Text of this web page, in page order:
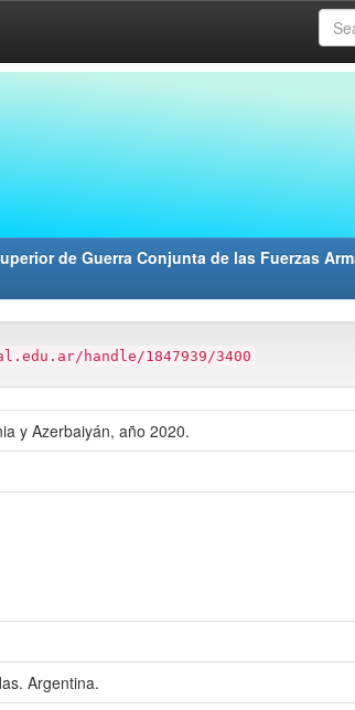
de Guerra Conjunta de las Fuerzas
handle/1847939/3400
y Azerbaiyán, año 2020.
Argentina.